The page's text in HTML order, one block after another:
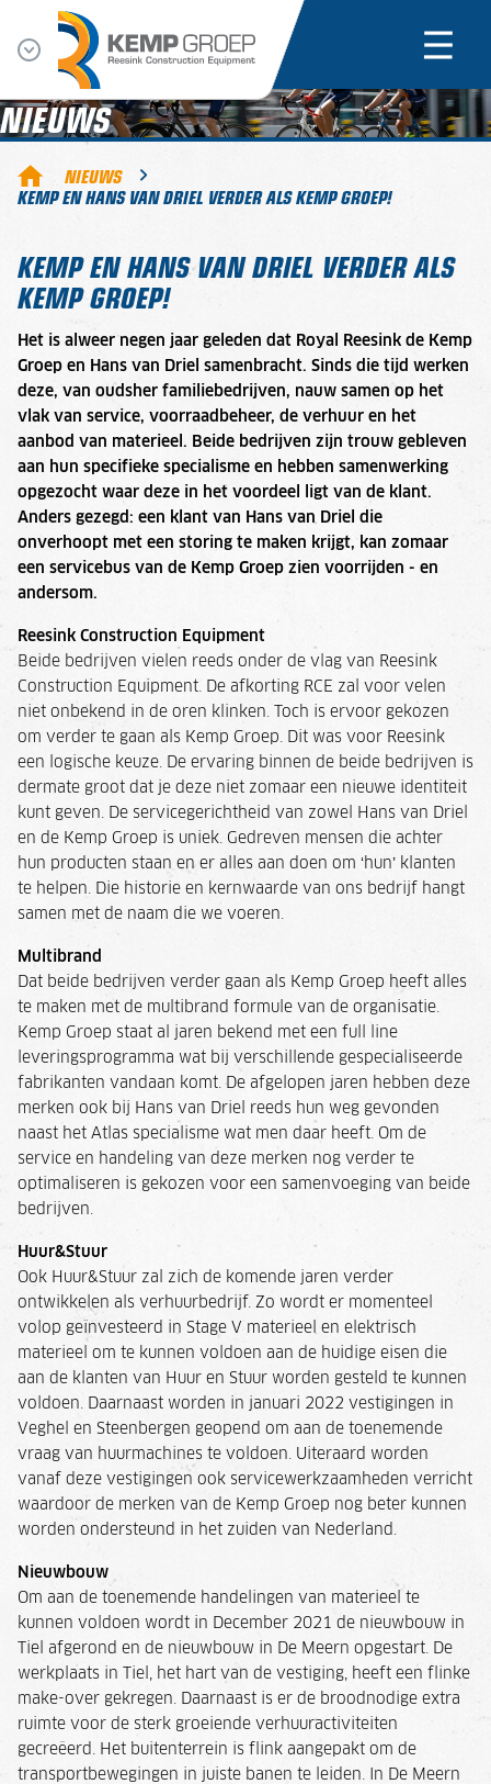
NIEUWS
NIEUWS
KEMP EN HANS VAN DRIEL VERDER ALS KEMP GROEP!
KEMP EN HANS VAN DRIEL VERDER ALS
KEMP GROEP!
Het is alweer negen jaar geleden dat Royal Reesink de Kemp
Groep en Hans van Driel samenbracht. Sinds die tijd werken
deze, van oudsher familiebedrijven, nauw samen op het
vlak van service, voorraadbeheer, de verhuur en het
aanbod van materieel. Beide bedrijven zijn trouw gebleven
aan hun specifieke specialisme en hebben samenwerking
opgezocht waar deze in het voordeel ligt van de klant.
Anders gezegd: een klant van Hans van Driel die
onverhoopt met een storing te maken krijgt, kan zomaar
een servicebus van de Kemp Groep zien voorrijden - en
andersom.
Reesink Construction Equipment
Beide bedrijven vielen reeds onder de vlag van Reesink
Construction Equipment. De afkorting RCE zal voor velen
niet onbekend in de oren klinken. Toch is ervoor gekozen
om verder te gaan als Kemp Groep. Dit was voor Reesink
een logische keuze. De ervaring binnen de beide bedrijven is
dermate groot dat je deze niet zomaar een nieuwe identiteit
kunt geven. De servicegerichtheid van zowel Hans van Driel
en de Kemp Groep is uniek. Gedreven mensen die achter
hun producten staan en er alles aan doen om ‘hun’ klanten
te helpen. Die historie en kernwaarde van ons bedrijf hangt
samen met de naam die we voeren.
Multibrand
Dat beide bedrijven verder gaan als Kemp Groep heeft alles
te maken met de multibrand formule van de organisatie.
Kemp Groep staat al jaren bekend met een full line
leveringsprogramma wat bij verschillende gespecialiseerde
fabrikanten vandaan komt. De afgelopen jaren hebben deze
merken ook bij Hans van Driel reeds hun weg gevonden
naast het Atlas specialisme wat men daar heeft. Om de
service en handeling van deze merken nog verder te
optimaliseren is gekozen voor een samenvoeging van beide
bedrijven.
Huur&Stuur
Ook Huur&Stuur zal zich de komende jaren verder
ontwikkelen als verhuurbedrijf. Zo wordt er momenteel
volop geïnvesteerd in Stage V materieel en elektrisch
materieel om te kunnen voldoen aan de huidige eisen die
aan de klanten van Huur en Stuur worden gesteld te kunnen
voldoen. Daarnaast worden in januari 2022 vestigingen in
Veghel en Steenbergen geopend om aan de toenemende
vraag van huurmachines te voldoen. Uiteraard worden
vanaf deze vestigingen ook servicewerkzaamheden verricht
waardoor de merken van de Kemp Groep nog beter kunnen
worden ondersteund in het zuiden van Nederland.
Nieuwbouw
Om aan de toenemende handelingen van materieel te
kunnen voldoen wordt in December 2021 de nieuwbouw in
Tiel afgerond en de nieuwbouw in De Meern opgestart. De
werkplaats in Tiel, het hart van de vestiging, heeft een flinke
make-over gekregen. Daarnaast is er de broodnodige extra
ruimte voor de sterk groeiende verhuuractiviteiten
gecreëerd. Het buitenterrein is flink aangepakt om de
transportbewegingen in juiste banen te leiden. In De Meern